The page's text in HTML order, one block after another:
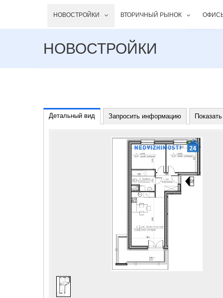
НОВОСТРОЙКИ ВТОРИЧНЫЙ РЫНОК
НОВОСТРОЙКИ
Детальный вид Запросить информацию